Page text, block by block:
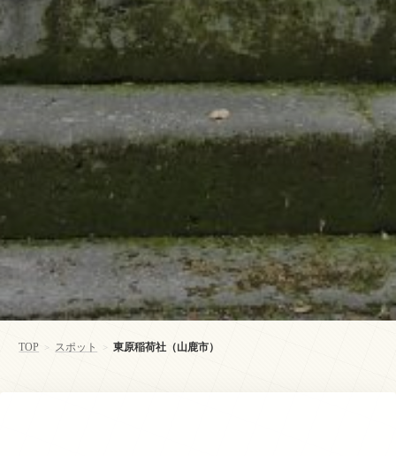
TOP > スポット > 東原稲荷社（山鹿市）